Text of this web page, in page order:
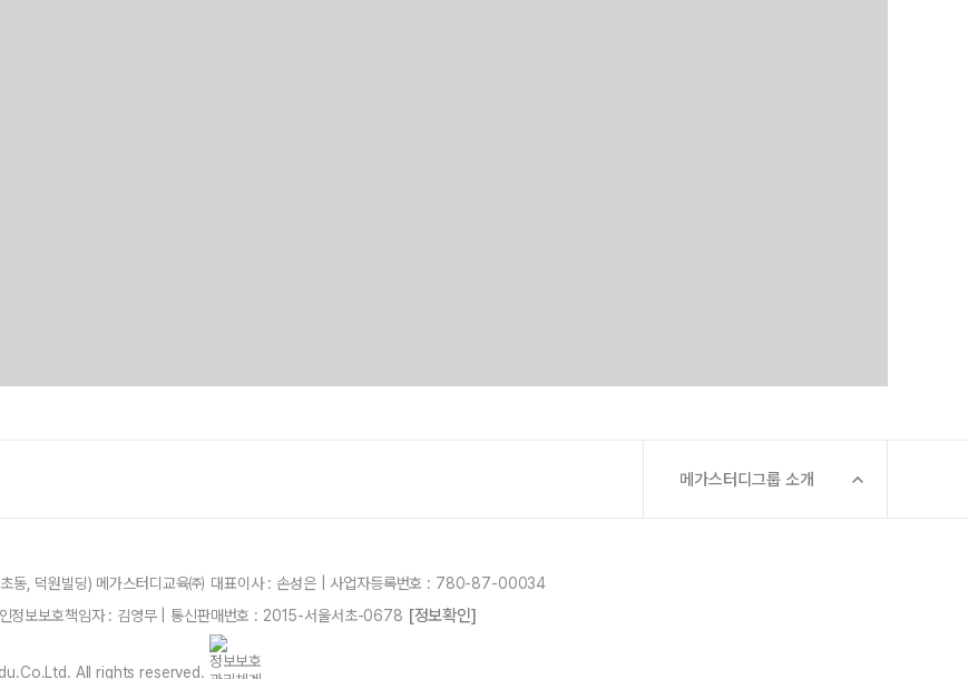
메가스터디그룹 소개
동, 덕원빌딩) 메가스터디교육㈜ 대표이사 : 손성은 | 사업자등록번호 : 780-87-00034
정보보호책임자 : 김영무 | 통신판매번호 : 2015-서울서초-0678 [정보확인]
All rights reserved.